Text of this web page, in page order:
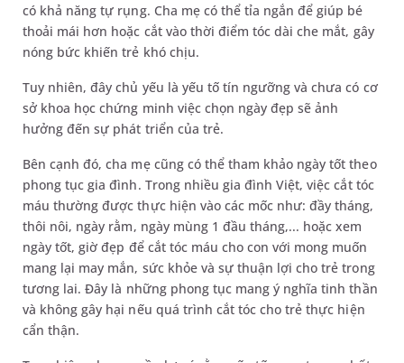
có khả năng tự rụng. Cha mẹ có thể tỉa ngắn để giúp bé
thoải mái hơn hoặc cắt vào thời điểm tóc dài che mắt, gây
nóng bức khiến trẻ khó chịu.
Tuy nhiên, đây chủ yếu là yếu tố tín ngưỡng và chưa có cơ
sở khoa học chứng minh việc chọn ngày đẹp sẽ ảnh
hưởng đến sự phát triển của trẻ.
Bên cạnh đó, cha mẹ cũng có thể tham khảo ngày tốt theo
phong tục gia đình. Trong nhiều gia đình Việt, việc cắt tóc
máu thường được thực hiện vào các mốc như: đầy tháng,
thôi nôi, ngày rằm, ngày mùng 1 đầu tháng,... hoặc xem
ngày tốt, giờ đẹp để cắt tóc máu cho con với mong muốn
mang lại may mắn, sức khỏe và sự thuận lợi cho trẻ trong
tương lai. Đây là những phong tục mang ý nghĩa tinh thần
và không gây hại nếu quá trình cắt tóc cho trẻ thực hiện
cẩn thận.